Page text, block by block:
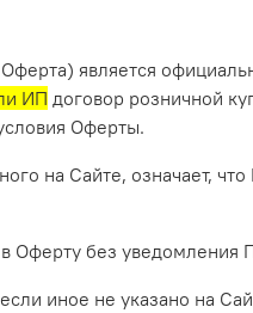
является
ИП договор розничной
Оферты.
на Сайте, означает,
Оферту без уведомления
иное не указано на